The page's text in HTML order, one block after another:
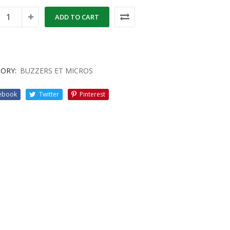
ADD TO CART
BUZZERS ET MICROS
Twitter Pinterest